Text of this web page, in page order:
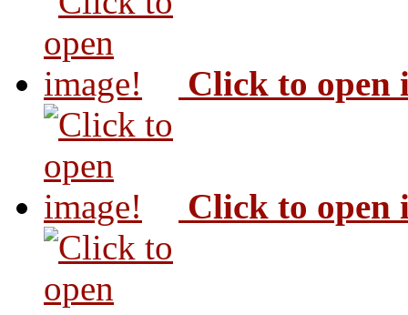
Click to open
Click to open